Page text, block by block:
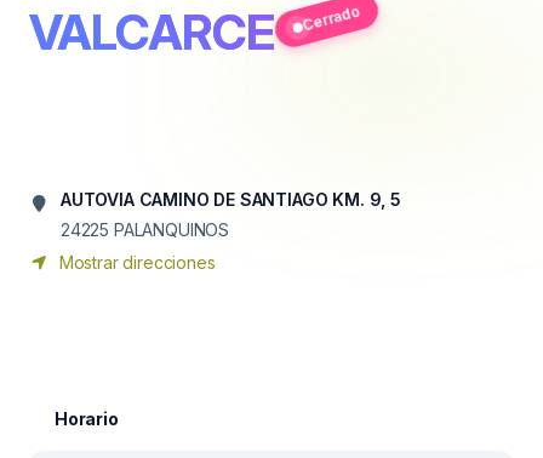
VALCARCE Cerrado
AUTOVIA CAMINO DE SANTIAGO KM. 9, 5
24225 PALANQUINOS
Mostrar direcciones
Horario